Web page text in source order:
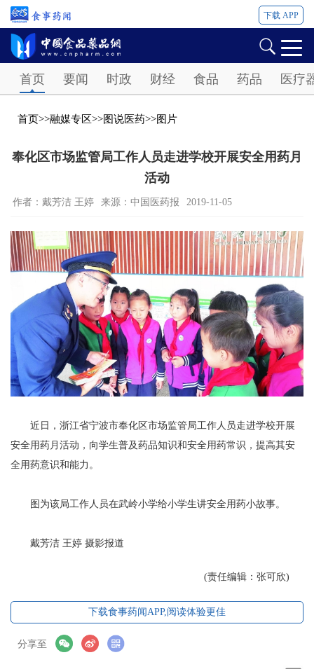
下载 APP
首页 要闻 时政 财经 食品 药品 医疗
首页>>融媒专区>>图说医药>>图片
奉化区市场监管局工作人员走进学校开展安全用药月
活动
作者：戴芳洁 王婷 来源：中国医药报 2019-11-05
近日，浙江省宁波市奉化区市场监管局工作人员走进学校开展
安全用药月活动，向学生普及药品知识和安全用药常识，提高其安
全用药意识和能力。
图为该局工作人员在武岭小学给小学生讲安全用药小故事。
戴芳洁 王婷 摄影报道
(责任编辑：张可欣)
下载食事药闻APP,阅读体验更佳
分享至